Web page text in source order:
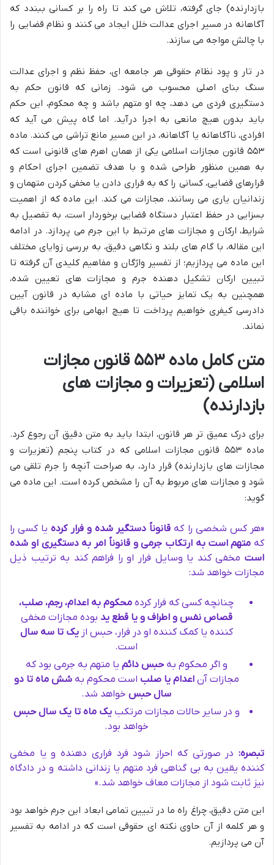
بازدارنده) جای گرفته، تلاش می کند تا راه را بر کسانی ببندد که
آگاهانه در مسیر اجرای عدالت خلل ایجاد می کنند و نظام قضایی را
با چالش مواجه می سازند.
در تار و پود نظام حقوقی هر جامعه ای، حفظ نظم و اجرای عدالت
سنگ بنای اصلی محسوب می شود. زمانی که قانون حکم به
دستگیری فردی می دهد، چه او متهم باشد و چه محکوم، این حکم
باید بدون هیچ مانعی به اجرا درآید. اما گاه پیش می آید که
افرادی، ناآگاهانه یا آگاهانه، در این مسیر مانع تراشی می کنند. ماده
۵۵۳ قانون مجازات اسلامی یکی از همان اهرم های قانونی است که
به همین منظور طراحی شده و با هدف تضمین اجرای احکام و
قرارهای قضایی، کسانی را که به فراری دادن یا مخفی کردن متهمان و
زندانیان یاری می رسانند، مجازات می کند. این ماده که از اهمیت
بسزایی در حفظ اعتبار دستگاه قضایی برخوردار است، به تفصیل به
شرایط، ارکان و مجازات های مرتبط با این جرم می پردازد. در ادامه
این مقاله، با گام های بلند و نگاهی دقیق، به بررسی زوایای مختلف
این ماده می پردازیم؛ از تفسیر واژگان و مفاهیم کلیدی آن گرفته تا
تبیین ارکان تشکیل دهنده جرم و مجازات های تعیین شده،
همچنین به یک تمایز حیاتی با ماده ای مشابه در قانون آیین
دادرسی کیفری خواهیم پرداخت تا هیچ ابهامی برای خواننده باقی
نماند.
متن کامل ماده ۵۵۳ قانون مجازات
اسلامی (تعزیرات و مجازات های
بازدارنده)
برای درک عمیق تر هر قانون، ابتدا باید به متن دقیق آن رجوع کرد.
ماده ۵۵۳ قانون مجازات اسلامی که در کتاب پنجم (تعزیرات و
مجازات های بازدارنده) قرار دارد، به صراحت آنچه را جرم تلقی می
شود و مجازات های مربوط به آن را مشخص کرده است. این ماده می
گوید:
«هر کس شخصی را که قانوناً دستگیر شده و فرار کردهیا کسی را
که متهم است به ارتکاب جرمی و قانوناً امر به دستگیری او شده
است مخفی کند یا وسایل فرار او را فراهم کند به ترتیب ذیل
مجازات خواهد شد:
چنانچه کسی که فرار کرده محکوم به اعدام، رجم، صلب،
قصاص نفس و اطراف و یا قطع ید بوده مجازات مخفی
کننده یا کمک کننده او در فرار، حبس ازیک تا سه سال
است.
و اگر محکوم بهحبس دائم یا متهم به جرمی بود که
مجازات آناعدام یا صلب است محکوم بهشش ماه تا دو
سال حبس خواهد شد.
و در سایر حالات مجازات مرتکبیک ماه تا یک سال حبس
خواهد بود.
تبصره: در صورتی که احراز شود فرد فراری دهنده و یا مخفی
کننده یقین به بی گناهی فرد متهم یا زندانی داشته و در دادگاه
نیز ثابت شود از مجازات معاف خواهد شد.»
این متن دقیق، چراغ راه ما در تبیین تمامی ابعاد این جرم خواهد بود
و هر کلمه از آن حاوی نکته ای حقوقی است که در ادامه به تفسیر
آن می پردازیم.